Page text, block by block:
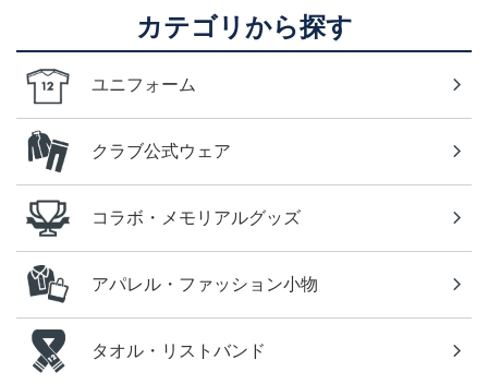
カテゴリから探す
ユニフォーム
クラブ公式ウェア
コラボ・メモリアルグッズ
アパレル・ファッション小物
タオル・リストバンド